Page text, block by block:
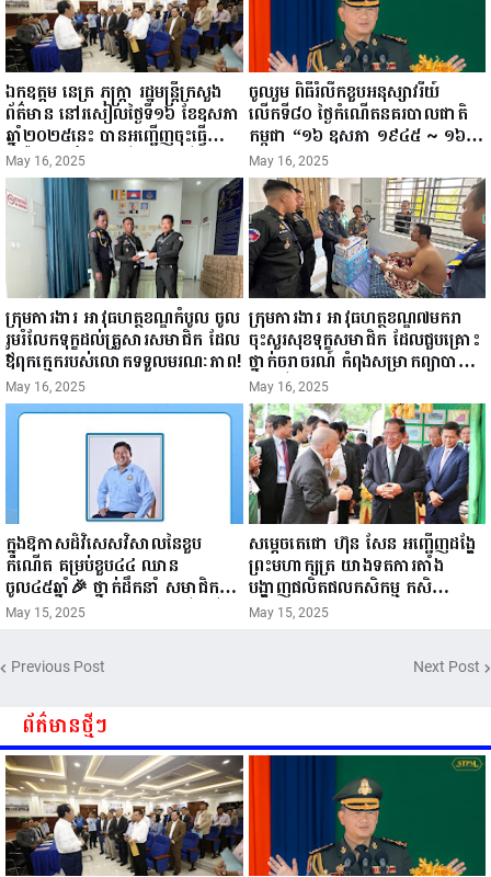
ឯកឧត្តម នេត្រ ភក្ត្រា រដ្ឋមន្ត្រីក្រសួង
ព័ត៌មាន នៅរសៀលថ្ងៃទី១៦ ខែឧសភា
ឆ្នាំ២០២៥នេះ បានអញ្ជើញចុះធ្វើ
ជំរឿនថ្នាក់ដឹកនាំមន្ត្រីរាជការស៉ីវិល នៃ
ក្រសួងព័ត៌មាន...
May 16, 2025
ចូលរួម ពិធីរំលឹកខួបអនុស្សាវរីយ៍
លើកទី៨០ ថ្ងៃកំណើតនគរបាលជាតិ
កម្ពុជា “១៦ ឧសភា ១៩៤៥ ~ ១៦
ឧសភា ២០២៥”...
May 16, 2025
ក្រុមការងារ អាវុធហត្ថខណ្ឌកំបូល ចូល
រួមរំលែកទុក្ខដល់គ្រួសារសមាជិក ដែល
ឪពុកក្មេករបស់លោកទទួលមរណៈភាព!
May 16, 2025
ក្រុមការងារ អាវុធហត្ថខណ្ឌ៧មករា
ចុះសួរសុខទុក្ខសមាជិក ដែលជួបគ្រោះ
ថ្នាក់ចរាចរណ៍ កំពុងសម្រាកព្យាបាល
នៅមន្ទីរពេទ្យ!
May 16, 2025
ក្នុងឱកាសដ៏វិសេសវិសាលនៃខួប
កំណើត គម្រប់ខួប៤៤ ឈាន
ចូល៤៥ឆ្នាំ🎉 ថ្នាក់ដឹកនាំ សមាជិក
សមាជិកា នៃក្រុមគ្រួសារកម្មវិធីអាជីវ
កម្មចល័ត និងកម្មករសំណង់ សូមគោរព
ជូនពរ ជូនចំពោះ ឯកឧត្តម សាយ
សំអាល់ ប្រធានសហភាពសហព័ន្ធ
បាននូវ សុខភាពល្អបរិបូរណ៍
កម្លាំងមាំមួន បញ្ញាញាណវាងវៃ
អាយុយឺនយូរ ...
May 15, 2025
សម្តេចតេជោ ហ៊ុន សែន អញ្ជើញដង្ហែ
ព្រះមហាក្សត្រ យាងទតការតាំង
បង្ហាញផលិតផលកសិកម្ម កសិ
ឧស្សាហកម្ម និងសិប្បកម្ម ក្នុងព្រះរាជ
ពិធីច្រត់ព្រះនង្គ័ល...
May 15, 2025
Previous Post Next Post
ព័ត៌មានថ្មីៗ